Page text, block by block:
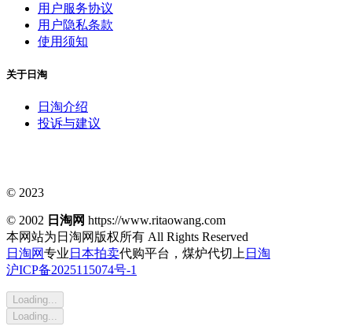
用户服务协议
用户隐私条款
使用须知
关于日淘
日淘介绍
投诉与建议
© 2023
© 2002 日淘网 https://www.ritaowang.com
本网站为日淘网版权所有 All Rights Reserved
日淘网专业 日本拍卖代购平台，煤炉代切上 日淘
沪ICP备2025115074号-1
Loading...
Loading...